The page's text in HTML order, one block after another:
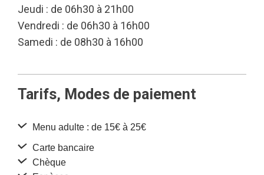
Jeudi : de 06h30 à 21h00
Vendredi : de 06h30 à 16h00
Samedi : de 08h30 à 16h00
Tarifs, Modes de paiement
Menu adulte : de 15€ à 25€
Carte bancaire
Chèque